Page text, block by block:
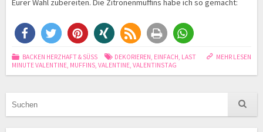
Eurer Wahl zubereiten. Die Zitronenmuffins habe ich so gemacht:
MEHR LESEN
BACKEN HERZHAFT & SÜSS DEKORIEREN, EINFACH, LAST
MINUTE VALENTINE, MUFFINS, VALENTINE, VALENTINSTAG